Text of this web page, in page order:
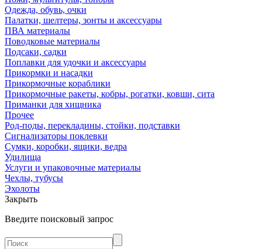
Одежда, обувь, очки
Палатки, шелтеры, зонты и аксессуары
ПВА материалы
Поводковые материалы
Подсаки, садки
Поплавки для удочки и аксессуары
Прикормки и насадки
Прикормочные кораблики
Прикормочные ракеты, кобры, рогатки, ковши, сита
Приманки для хищника
Прочее
Род-поды, перекладины, стойки, подставки
Сигнализаторы поклевки
Сумки, коробки, ящики, ведра
Удилища
Услуги и упаковочные материалы
Чехлы, тубусы
Эхолоты
Закрыть
Введите поисковый запрос